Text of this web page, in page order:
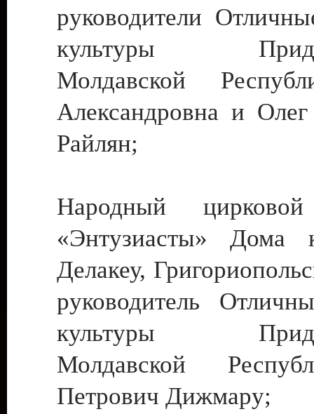
руководители
культуры
Молдавской
Александровна и
Райлян;
Народный цирковой
«Энтузиасты» Дома
Делакеу,
руководитель
культуры
Молдавской
Петрович Дижмару;